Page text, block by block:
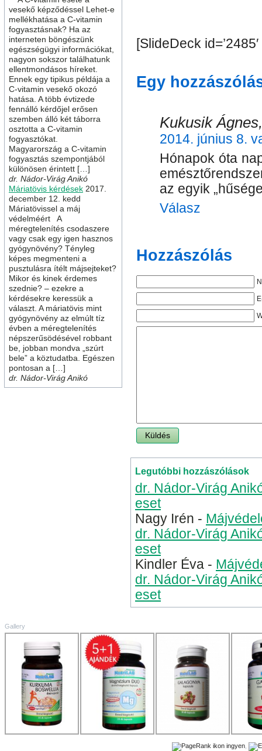
vesekő képződéssel Lehet-e
mellékhatása a C-vitamin
fogyasztásnak? Ha az
interneten böngészünk
egészségügyi információkat,
nagyon sokszor találhatunk
ellentmondásos híreket.
Ennek egy tipikus példája a
C-vitamin vesekő okozó
hatása. A több évtizede
fennálló kérdőjel erősen
szemben álló két táborra
osztotta a C-vitamin
fogyasztókat.
Magyarország a C-vitamin
fogyasztás szempontjából
különösen érintett […]
dr. Nádor-Virág Anikó
Máriatövis kérdések 2017.
december 12. kedd
Máriatövissel a máj
védelméért A
méregtelenítés csodaszere
vagy csak egy igen hasznos
gyógynövény? Tényleg
képes megmenteni a
pusztulásra ítélt májsejteket?
Mikor és kinek érdemes
szednie? – ezekre a
kérdésekre keressük a
választ. A máriatövis mint
gyógynövény az elmúlt tíz
évben a méregtelenítés
népszerűsödésével robbant
be, jobban mondva „szúrt
bele” a köztudatba. Egészen
pontosan a […]
dr. Nádor-Virág Anikó
[SlideDeck
Egy
Kukusik
2014. június 8.
Hónapok óta
az egyik
Válasz
Hozzászólás
Legutóbbi hozzászólások
dr. Nádor-Virág
eset
Nagy Irén -
dr. Nádor-Virág
eset
Kindler Éva -
dr. Nádor-Virág
eset
Gallery
,